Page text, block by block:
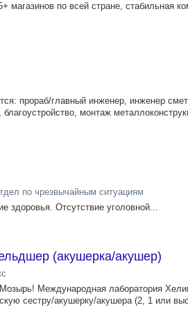
магазинов по всей стране, стабильная
прораб/главный инженер, инженер
монтаж
по чрезвычайным ситуациям
здоровья. Отсутствие уголовной...
(акушерка/акушер)
Международная лаборатория
сестру/акушерку/акушера (2, 1 или